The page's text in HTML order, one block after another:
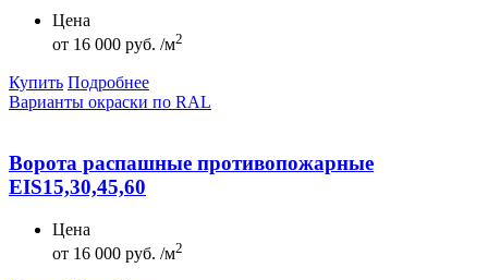
Цена
от 16 000 руб. /м2
Купить Подробнее
Варианты окраски по RAL
Ворота распашные противопожарные
EIS15,30,45,60
Цена
от 16 000 руб. /м2